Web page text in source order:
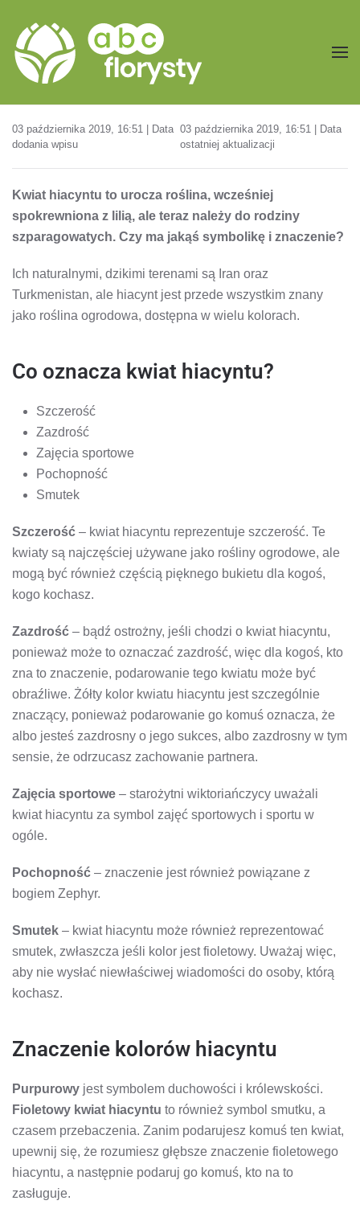
Przejdź do treści głównej
03 października 2019, 16:51 | Data
dodania wpisu
03 października 2019, 16:51 | Data
ostatniej aktualizacji
Kwiat hiacyntu to urocza roślina, wcześniej
spokrewniona z lilią, ale teraz należy do rodziny
szparagowatych. Czy ma jakąś symbolikę i znaczenie?
Ich naturalnymi, dzikimi terenami są Iran oraz
Turkmenistan, ale hiacynt jest przede wszystkim znany
jako roślina ogrodowa, dostępna w wielu kolorach.
Co oznacza kwiat hiacyntu?
Szczerość
Zazdrość
Zajęcia sportowe
Pochopność
Smutek
Szczerość – kwiat hiacyntu reprezentuje szczerość. Te
kwiaty są najczęściej używane jako rośliny ogrodowe, ale
mogą być również częścią pięknego bukietu dla kogoś,
kogo kochasz.
Zazdrość – bądź ostrożny, jeśli chodzi o kwiat hiacyntu,
ponieważ może to oznaczać zazdrość, więc dla kogoś, kto
zna to znaczenie, podarowanie tego kwiatu może być
obraźliwe. Żółty kolor kwiatu hiacyntu jest szczególnie
znaczący, ponieważ podarowanie go komuś oznacza, że ​​
albo jesteś zazdrosny o jego sukces, albo zazdrosny w tym
sensie, że odrzucasz zachowanie partnera.
Zajęcia sportowe – starożytni wiktoriańczycy uważali
kwiat hiacyntu za symbol zajęć sportowych i sportu w
ogóle.
Pochopność – znaczenie jest również powiązane z
bogiem Zephyr.
Smutek – kwiat hiacyntu może również reprezentować
smutek, zwłaszcza jeśli kolor jest fioletowy. Uważaj więc,
aby nie wysłać niewłaściwej wiadomości do osoby, którą
kochasz.
Znaczenie kolorów hiacyntu
Purpurowy jest symbolem duchowości i królewskości.
Fioletowy kwiat hiacyntu to również symbol smutku, a
czasem przebaczenia. Zanim podarujesz komuś ten kwiat,
upewnij się, że rozumiesz głębsze znaczenie fioletowego
hiacyntu, a następnie podaruj go komuś, kto na to
zasługuje.